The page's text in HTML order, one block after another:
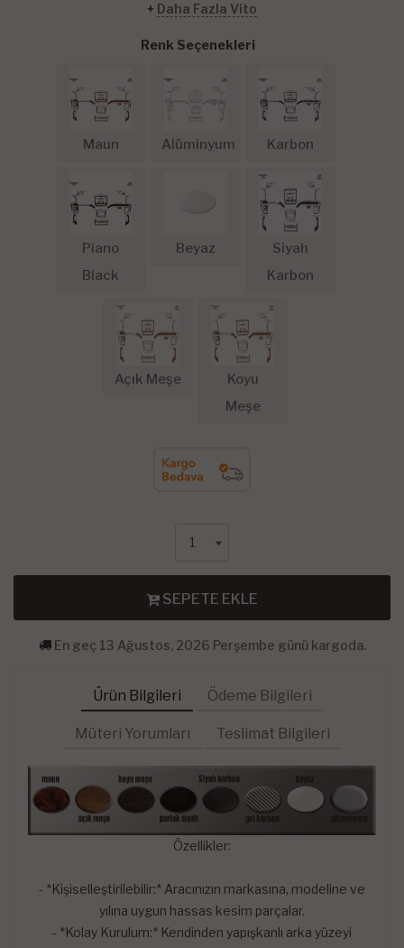
+ Daha Fazla Vito
Renk Seçenekleri
Maun Alüminyum Karbon
Piano
Black
Beyaz
Siyah
Karbon
Açık Meşe
Koyu
Meşe
SEPETE EKLE
En geç 13 Ağustos, 2026 Perşembe günü kargoda.
Ürün Bilgileri Ödeme Bilgileri
Müteri Yorumları Teslimat Bilgileri
Özellikler:
- *Kişiselleştirilebilir:* Aracınızın markasına, modeline ve
yılına uygun hassas kesim parçalar.
- *Kolay Kurulum:* Kendinden yapışkanlı arka yüzeyi